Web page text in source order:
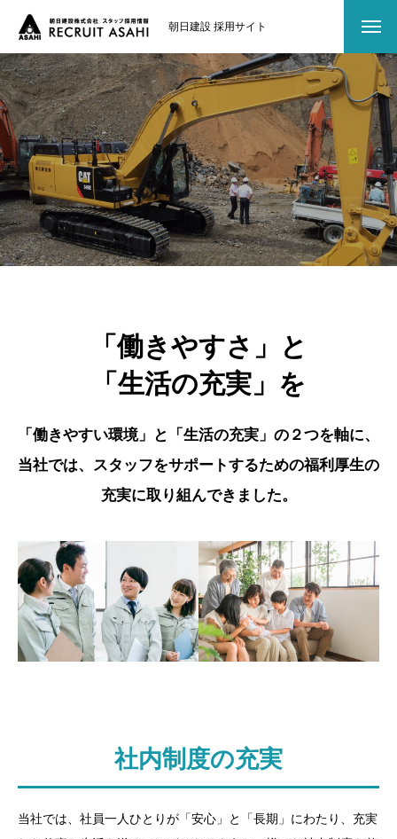
朝日建設 採用サイト
仕事内容
インタビュー
募集要項
よくある質問
採用までの流れ
「働きやすさ」と
「生活の充実」を
「働きやすい環境」と「生活の充実」の２つを軸に、
当社では、スタッフをサポートするための福利厚生の
充実に取り組んできました。
社内制度の充実
当社では、社員一人ひとりが「安心」と「長期」にわたり、充実